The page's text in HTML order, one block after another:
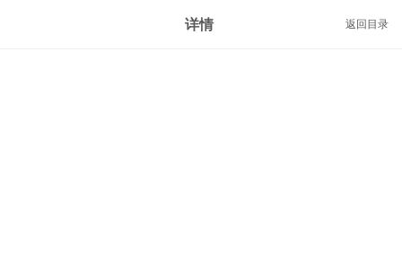
详情 返回目录